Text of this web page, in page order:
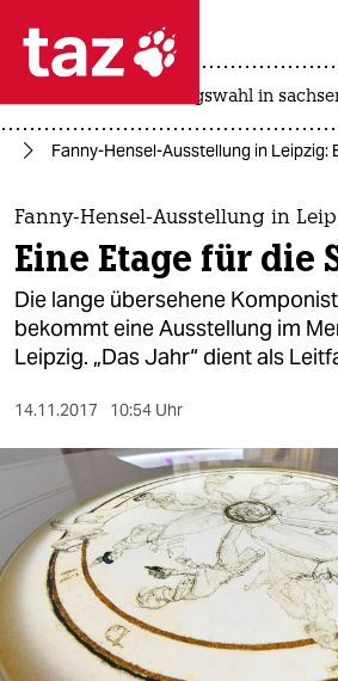
 taz zahl ich
taz zahl ich
themen
politik
öko
gesellschaft
sport
berlin
nord
wahrheit
landtagswahl in
Fanny-Hensel-Ausstellung in Leipzig:
Fanny-Hensel-Ausstellung in
Eine Etage für die
Die lange übersehene
bekommt eine Ausstellung im
Leipzig. „Das Jahr“ dient als
14.11.2017 10:54 Uhr